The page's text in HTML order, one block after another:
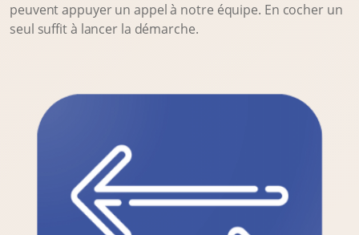
peuvent appuyer un appel à notre équipe. En cocher un
seul suffit à lancer la démarche.